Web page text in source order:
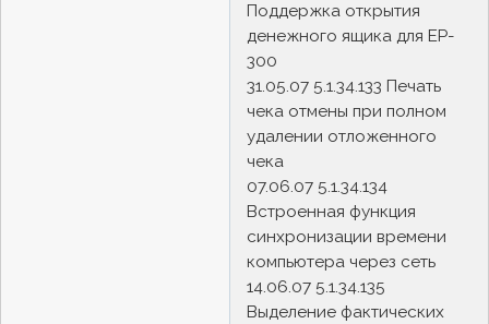
Поддержка открытия
денежного ящика для EP-
300
31.05.07 5.1.34.133 Печать
чека отмены при полном
удалении отложенного
чека
07.06.07 5.1.34.134
Встроенная функция
синхронизации времени
компьютера через сеть
14.06.07 5.1.34.135
Выделение фактических